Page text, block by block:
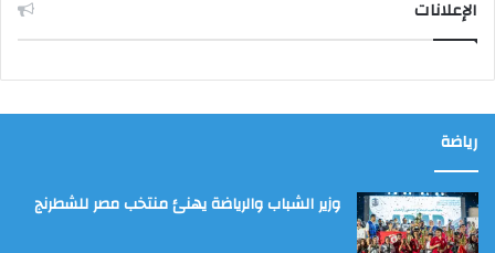
الإعلانات
رياضة
وزير الشباب والرياضة يهنئ منتخب مصر للشطرنج